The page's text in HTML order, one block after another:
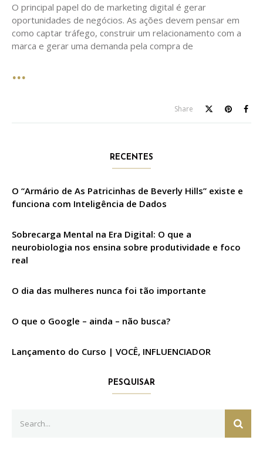
O principal papel do de marketing digital é gerar
oportunidades de negócios. As ações devem pensar em
como captar tráfego, construir um relacionamento com a
marca e gerar uma demanda pela compra de
Share
RECENTES
O “Armário de As Patricinhas de Beverly Hills” existe e
funciona com Inteligência de Dados
Sobrecarga Mental na Era Digital: O que a
neurobiologia nos ensina sobre produtividade e foco
real
O dia das mulheres nunca foi tão importante
O que o Google – ainda – não busca?
Lançamento do Curso | VOCÊ, INFLUENCIADOR
PESQUISAR
for: